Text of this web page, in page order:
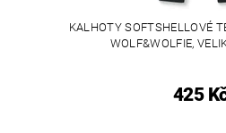
KALHOTY SOFTSHELLOVÉ
WOLF&WOLFIE,
425